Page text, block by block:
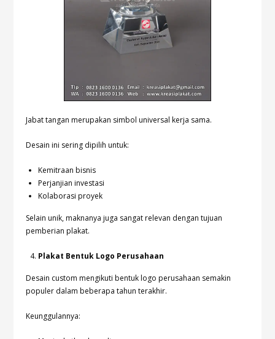
Jabat tangan merupakan simbol universal kerja sama.
Desain ini sering dipilih untuk:
Kemitraan bisnis
Perjanjian investasi
Kolaborasi proyek
Selain unik, maknanya juga sangat relevan dengan tujuan
pemberian plakat.
Plakat Bentuk Logo Perusahaan
Desain custom mengikuti bentuk logo perusahaan semakin
populer dalam beberapa tahun terakhir.
Keunggulannya: